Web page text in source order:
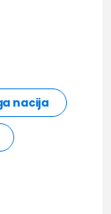
nacija